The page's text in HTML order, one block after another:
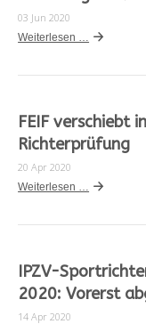
03 Jun 2020
Weiterlesen …
FEIF verschiebt
Richterprüfung
20 Apr 2020
Weiterlesen …
IPZV-
2020: Vorerst
14 Apr 2020